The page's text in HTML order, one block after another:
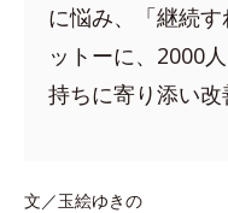
に悩み、「継続
ットーに、2000
持ちに寄り添い改
文／玉絵ゆきの